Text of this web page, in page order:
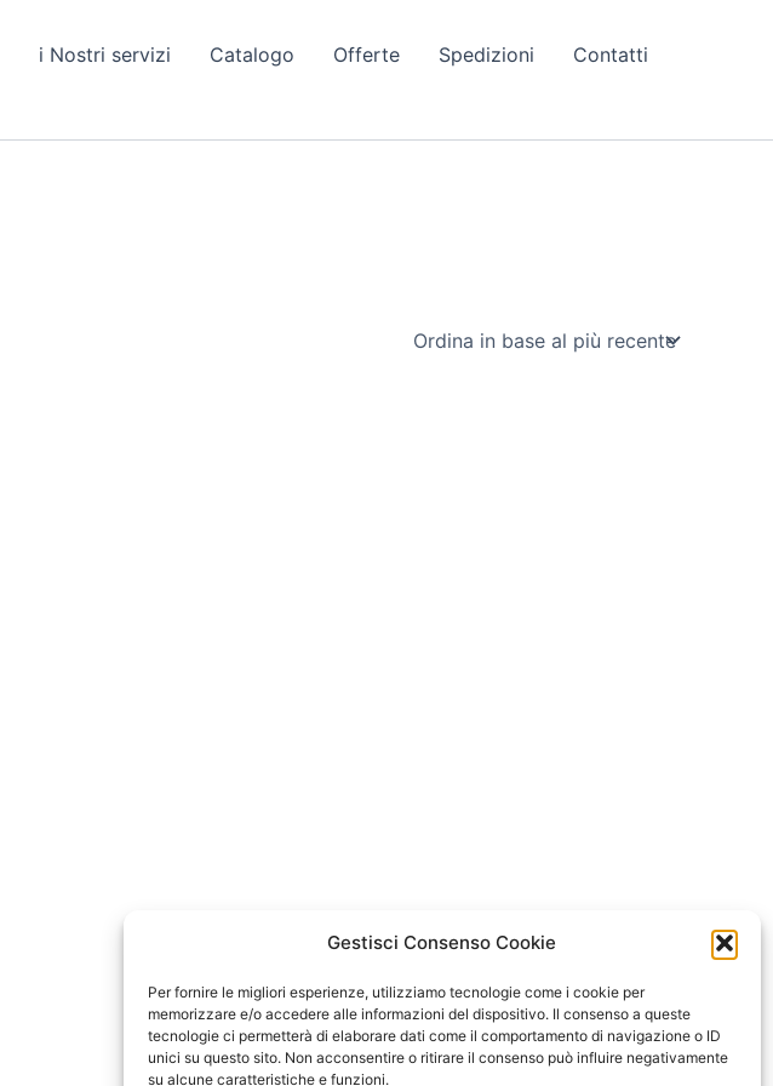
Gestisci Consenso Cookie
Per fornire le migliori esperienze, utilizziamo tecnologie come i cookie per
memorizzare e/o accedere alle informazioni del dispositivo. Il consenso a queste
tecnologie ci permetterà di elaborare dati come il comportamento di navigazione o ID
unici su questo sito. Non acconsentire o ritirare il consenso può influire negativamente
su alcune caratteristiche e funzioni.
i Nostri servizi Catalogo Offerte Spedizioni
Contatti